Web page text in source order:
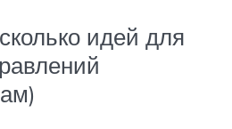
идей для